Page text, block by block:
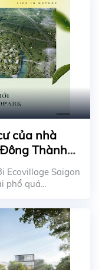
của nhà
Thành
Ecovillage Saigon
phổ quá...